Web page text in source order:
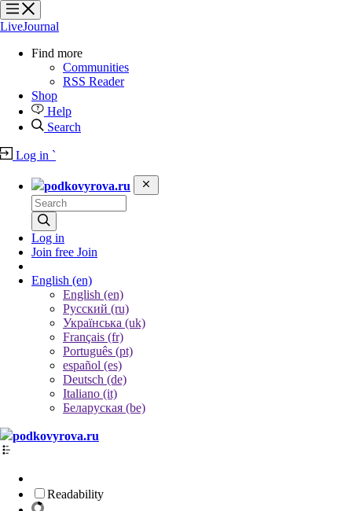
?
?
?
?
LiveJournal
Find more
Communities
RSS Reader
Shop
Help
Search
Log in `
podkovyrova.ru
Log in
Join free Join
English (en)
English (en)
Русский (ru)
Українська (uk)
Français (fr)
Português (pt)
español (es)
Deutsch (de)
Italiano (it)
Беларуская (be)
podkovyrova.ru
Readability